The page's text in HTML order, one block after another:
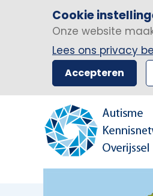
Cookie
Onze website
Lees ons privacy
Accepteren